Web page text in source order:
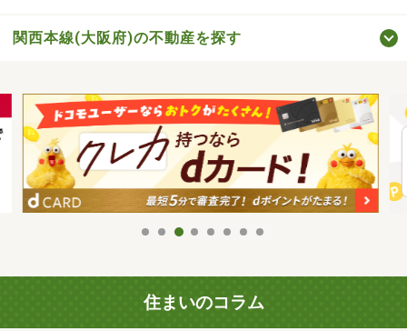
関西本線(大阪府)の不動産を探す
住まいのコラム